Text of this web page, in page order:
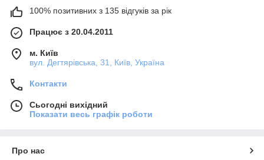
100% позитивних з 135 відгуків за рік
Працює з 20.04.2011
м. Київ
вул. Дегтярівська, 31, Київ, Україна
Контакти
Сьогодні вихідний
Показати весь графік роботи
Про нас